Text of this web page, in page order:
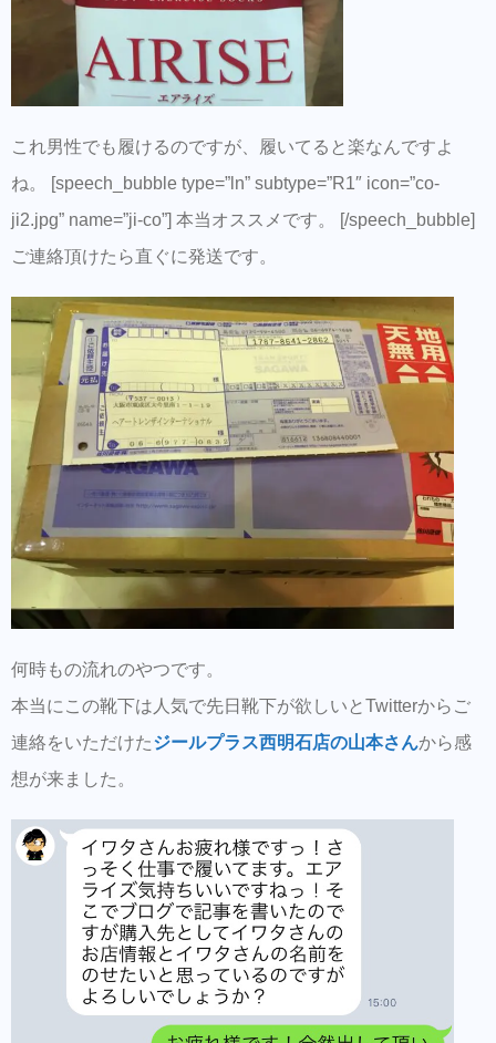
これ男性でも履けるのですが、履いてると楽なんですよ
ね。 [speech_bubble type=”ln” subtype=”R1″ icon=”co-
ji2.jpg” name=”ji-co”] 本当オススメです。 [/speech_bubble]
ご連絡頂けたら直ぐに発送です。
何時もの流れのやつです。
本当にこの靴下は人気で先日靴下が欲しいとTwitterからご
連絡をいただけたジールプラス西明石店の山本さんから感
想が来ました。